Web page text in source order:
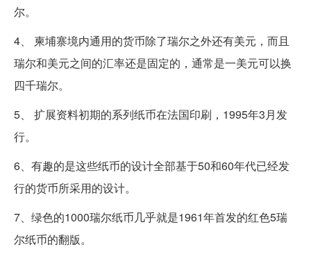
尔。
4、 柬埔寨境内通用的货币除了瑞尔之外还有美元，而且
瑞尔和美元之间的汇率还是固定的，通常是一美元可以换
四千瑞尔。
5、 扩展资料初期的系列纸币在法国印刷，1995年3月发
行。
6、有趣的是这些纸币的设计全部基于50和60年代已经发
行的货币所采用的设计。
7、绿色的1000瑞尔纸币几乎就是1961年首发的红色5瑞
尔纸币的翻版。